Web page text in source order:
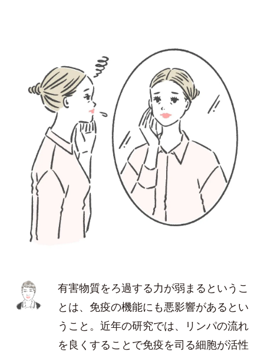
有害物質をろ過する力が弱まるというこ
とは、免疫の機能にも悪影響があるとい
うこと。近年の研究では、リンパの流れ
を良くすることで免疫を司る細胞が活性